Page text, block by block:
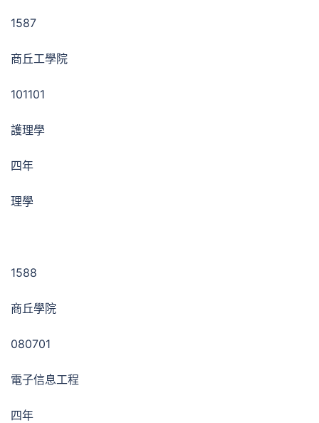
1587
商丘工學院
101101
護理學
四年
理學
1588
商丘學院
080701
電子信息工程
四年